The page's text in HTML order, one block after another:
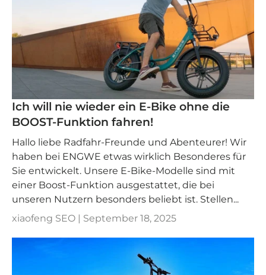
Ich will nie wieder ein E-Bike ohne die
BOOST-Funktion fahren!
Hallo liebe Radfahr-Freunde und Abenteurer! Wir
haben bei ENGWE etwas wirklich Besonderes für
Sie entwickelt. Unsere E-Bike-Modelle sind mit
einer Boost-Funktion ausgestattet, die bei
unseren Nutzern besonders beliebt ist. Stellen...
xiaofeng SEO | September 18, 2025